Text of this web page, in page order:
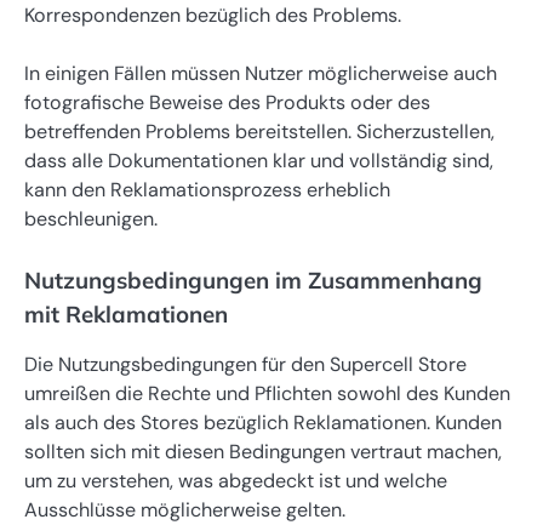
Korrespondenzen bezüglich des Problems.
In einigen Fällen müssen Nutzer möglicherweise auch
fotografische Beweise des Produkts oder des
betreffenden Problems bereitstellen. Sicherzustellen,
dass alle Dokumentationen klar und vollständig sind,
kann den Reklamationsprozess erheblich
beschleunigen.
Nutzungsbedingungen im Zusammenhang
mit Reklamationen
Die Nutzungsbedingungen für den Supercell Store
umreißen die Rechte und Pflichten sowohl des Kunden
als auch des Stores bezüglich Reklamationen. Kunden
sollten sich mit diesen Bedingungen vertraut machen,
um zu verstehen, was abgedeckt ist und welche
Ausschlüsse möglicherweise gelten.